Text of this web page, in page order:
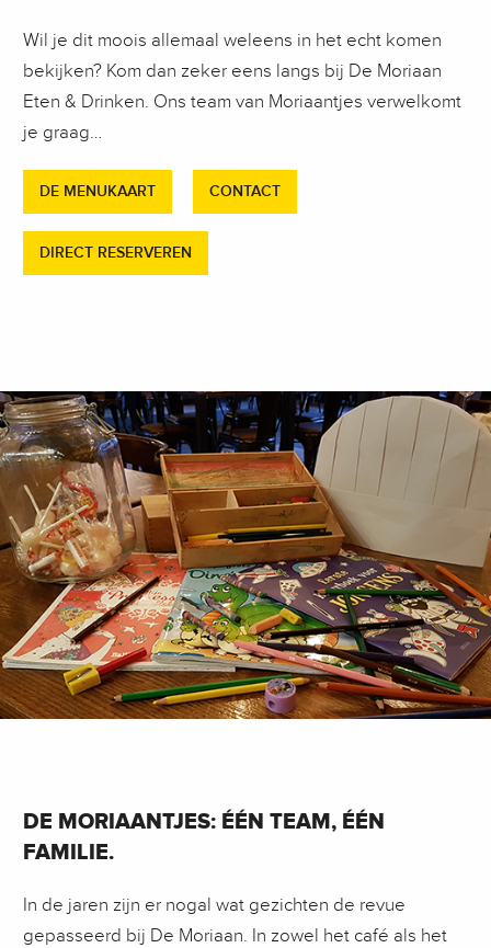
Wil je dit moois allemaal weleens in het echt komen
bekijken? Kom dan zeker eens langs bij De Moriaan
Eten & Drinken. Ons team van Moriaantjes verwelkomt
je graag…
DE MENUKAART CONTACT
DIRECT RESERVEREN
DE MORIAANTJES: ÉÉN TEAM, ÉÉN
FAMILIE.
In de jaren zijn er nogal wat gezichten de revue
gepasseerd bij De Moriaan. In zowel het café als het